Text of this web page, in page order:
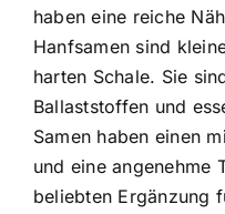
haben eine reiche
Hanfsamen sind
harten Schale. Sie
Ballaststoffen und
Samen haben einen
und eine angenehme
beliebten Ergänzung